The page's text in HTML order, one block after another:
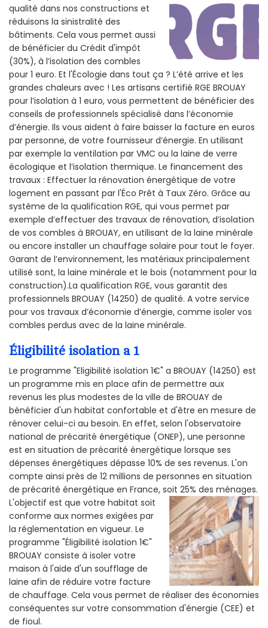
qualité dans nos constructions et
réduisons la sinistralité des
bâtiments. Cela vous permet aussi
de bénéficier du Crédit d'impôt
(30%), à l’isolation des combles
pour 1 euro. Et l'Écologie dans tout ça ? L’été arrive et les
grandes chaleurs avec ! Les artisans certifié RGE BROUAY
pour l’isolation à 1 euro, vous permettent de bénéficier des
conseils de professionnels spécialisé dans l’économie
d’énergie. Ils vous aident à faire baisser la facture en euros
par personne, de votre fournisseur d’énergie. En utilisant
par exemple la ventilation par VMC ou la laine de verre
écologique et l’isolation thermique. Le financement des
travaux : Effectuer la rénovation énergétique de votre
logement en passant par l'Éco Prêt à Taux Zéro. Grâce au
système de la qualification RGE, qui vous permet par
exemple d’effectuer des travaux de rénovation, d’isolation
de vos combles à BROUAY, en utilisant de la laine minérale
ou encore installer un chauffage solaire pour tout le foyer.
Garant de l’environnement, les matériaux principalement
utilisé sont, la laine minérale et le bois (notamment pour la
construction).La qualification RGE, vous garantit des
professionnels BROUAY (14250) de qualité. A votre service
pour vos travaux d’économie d’énergie, comme isoler vos
combles perdus avec de la laine minérale.
Éligibilité isolation a 1
Le programme "Eligibilité isolation 1€" a BROUAY (14250) est
un programme mis en place afin de permettre aux
revenus les plus modestes de la ville de BROUAY de
bénéficier d'un habitat confortable et d'être en mesure de
rénover celui-ci au besoin. En effet, selon l'observatoire
national de précarité énergétique (ONEP), une personne
est en situation de précarité énergétique lorsque ses
dépenses énergétiques dépasse 10% de ses revenus. L'on
compte ainsi près de 12 millions de personnes en situation
de précarité énergétique en France, soit 25% des ménages.
L'objectif est que votre habitat soit
conforme aux normes exigées par
la réglementation en vigueur. Le
programme "Éligibilité isolation 1€"
BROUAY consiste à isoler votre
maison à l'aide d'un soufflage de
laine afin de réduire votre facture
de chauffage. Cela vous permet de réaliser des économies
conséquentes sur votre consommation d'énergie (CEE) et
de fioul.